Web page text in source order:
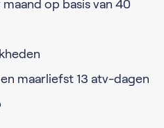
op basis van 40
maarliefst 13 atv-dagen